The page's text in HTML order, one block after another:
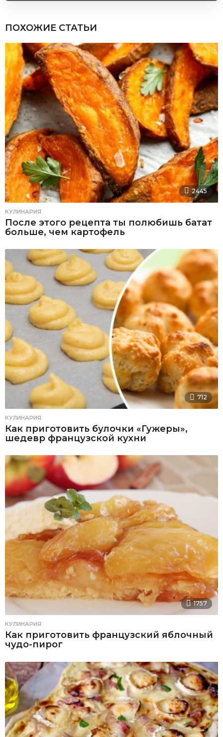
ПОХОЖИЕ СТАТЬИ
2445
КУЛИНАРИЯ
После этого рецепта ты полюбишь батат
больше, чем картофель
712
КУЛИНАРИЯ
Как приготовить булочки «Гужеры»,
шедевр французской кухни
1757
КУЛИНАРИЯ
Как приготовить французский яблочный
чудо-пирог